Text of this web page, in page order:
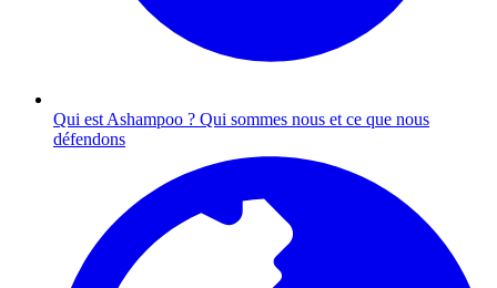
Qui est Ashampoo ? Qui sommes nous et ce que nous
défendons